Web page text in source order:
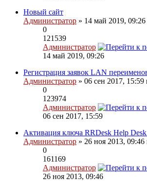
Новый сайт
Администратор » 14 май 2019,
0
121539
Администратор
14 май 2019, 09:26
Регистрация заявок LAN
Администратор » 06 сен 2017,
0
123974
Администратор
06 сен 2017, 15:59
Активация ключа RRDesk Help
Администратор » 26 ноя 2013,
0
161169
Администратор
26 ноя 2013, 09:46